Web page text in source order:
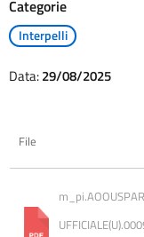
Categorie
Interpelli
Data:29/08/2025
File